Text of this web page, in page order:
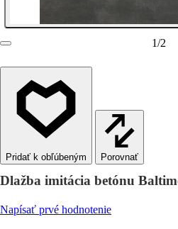
1/2
Porovnať
Dlažba imitácia betónu
Napísať prvé hodnotenie